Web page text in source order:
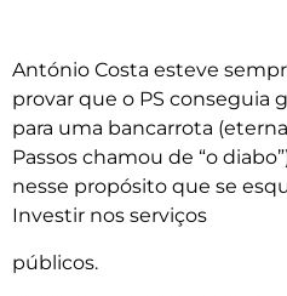
António Costa esteve
provar que o PS conseguia
para uma bancarrota
Passos chamou de “o
nesse propósito que se
Investir nos serviços
públicos.